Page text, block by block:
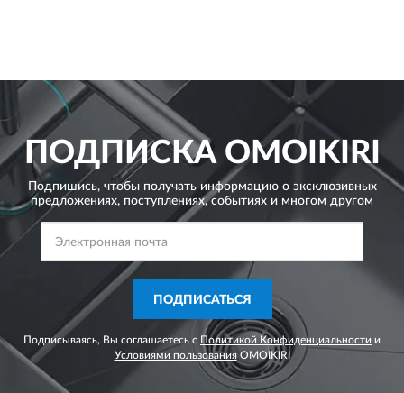
ПОДПИСКАOMOIKIRI
Подпишись, чтобы получать информацию о эксклюзивных
предложениях, поступлениях, событиях и многом другом
ПОДПИСАТЬСЯ
Подписываясь, Вы соглашаетесь с Политикой Конфиденциальности и
Условиями пользованияOMOIKIRI